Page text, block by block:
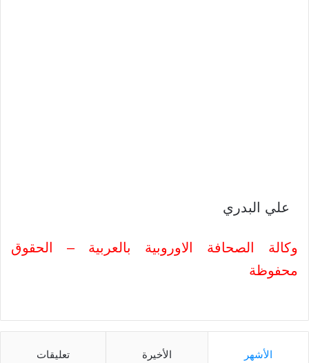
علي البدري
وكالة الصحافة الاوروبية بالعربية – الحقوق
محفوظة
الأشهر الأخيرة تعليقات